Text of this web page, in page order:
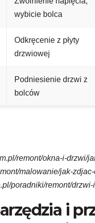
wybicie bolca
Odkręcenie z płyty
drzwiowej
Podniesienie drzwi z
bolców
remont/okna-i-drzwi/
malowanie/jak-
poradniki/remont/
i